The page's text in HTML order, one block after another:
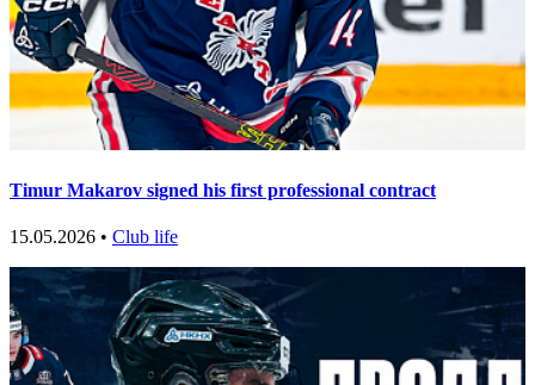
Timur Makarov signed his first professional contract
15.05.2026 • Club life